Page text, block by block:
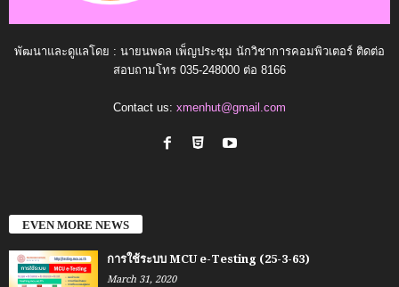
พัฒนาและดูแลโดย : นายนพดล เพ็ญประชุม นักวิชาการคอมพิวเตอร์ ติดต่อ
สอบถามโทร 035-248000 ต่อ 8166
Contact us: xmenhut@gmail.com
EVEN MORE NEWS
การใช้ระบบ MCU e-Testing (25-3-63)
March 31, 2020